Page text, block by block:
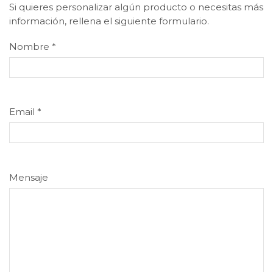
Si quieres personalizar algún producto o necesitas más
información, rellena el siguiente formulario.
Nombre *
Email *
Mensaje